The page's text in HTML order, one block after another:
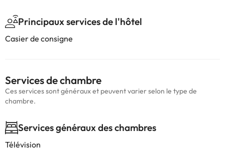
Principaux services de l'hôtel
Casier de consigne
Services de chambre
Ces services sont généraux et peuvent varier selon le type de
chambre.
Services généraux des chambres
Télévision